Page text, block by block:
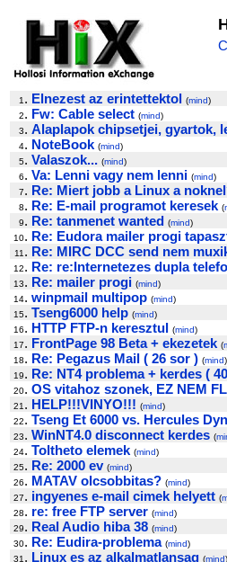
1 . Elnezest az erintettektol (mind)
2. Fw: Cable select (mind)
3. Alaplapok chipsetjei, gyartok,
4. NoteBook (mind)
5. Valaszok... (mind)
6. Va: Lenni vagy nem lenni (mind)
7. Re: Miert jobb a Linux a
8. Re: E-mail programot keresek (
9. Re: tanmenet wanted (mind)
10. Re: Eudora mailer progi
11 . Re: MIRC DCC send nem
12. Re: re:Internetezes dupla
13. Re: mailer progi (mind)
14. winpmail multipop (mind)
15. Tseng6000 help (mind)
16. HTTP FTP-n keresztul (mind)
17. FrontPage 98 Beta + ekezetek (
18. Re: Pegazus Mail ( 26 sor ) (mind)
19. Re: NT4 problema + kerdes (
20. OS vitahoz szonek, EZ NEM
21 . HELP!!!VINYO!!! (mind)
22. Tseng Et 6000 vs. Hercules
23. WinNT4.0 disconnect kerdes (
24. Toltheto elemek (mind)
25. Re: 2000 ev (mind)
26. MATAV olcsobbitas? (mind)
27. ingyenes e-mail cimek helyett (
28. re: free FTP server (mind)
29. Real Audio hiba 38 (mind)
30. Re: Eudira-problema (mind)
31 . Linux es az alkalmatlansag (mind)